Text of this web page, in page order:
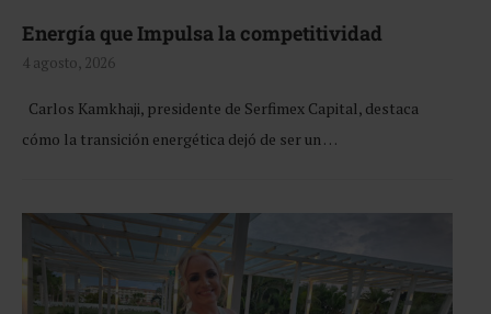
Energía que Impulsa la competitividad
4 agosto, 2026
Carlos Kamkhaji, presidente de Serfimex Capital, destaca
cómo la transición energética dejó de ser un …